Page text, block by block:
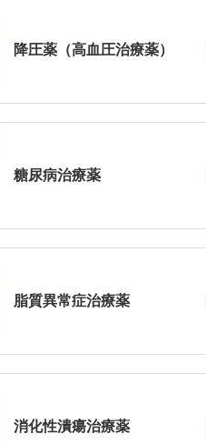
降圧薬（高血圧治療薬）
糖尿病治療薬
脂質異常症治療薬
消化性潰瘍治療薬